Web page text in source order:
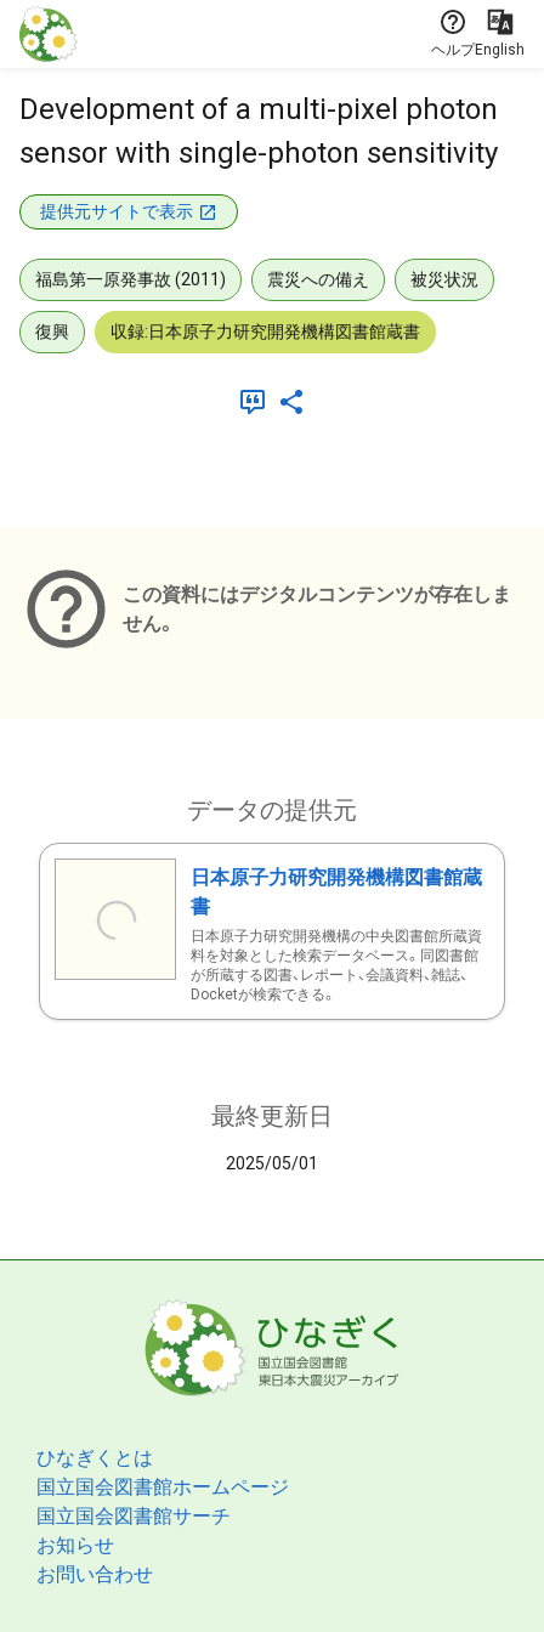
本文に飛ぶ
ヘルプEnglish
Development of a multi-pixel photon
sensor with single-photon sensitivity
提供元サイトで表示
福島第一原発事故 (2011) 震災への備え 被災状況
復興 収録:日本原子力研究開発機構図書館蔵書
この資料にはデジタルコンテンツが存在しま
せん。
データの提供元
日本原子力研究開発機構図書館蔵
書
日本原子力研究開発機構の中央図書館所蔵資
料を対象とした検索データベース。同図書館
が所蔵する図書、レポート、会議資料、雑誌、
Docketが検索できる。
最終更新日
2025/05/01
ひなぎくとは
国立国会図書館ホームページ
国立国会図書館サーチ
お知らせ
お問い合わせ